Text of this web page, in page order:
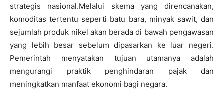
strategis nasional.Melalui skema yang direncanakan,
komoditas tertentu seperti batu bara, minyak sawit, dan
sejumlah produk nikel akan berada di bawah pengawasan
yang lebih besar sebelum dipasarkan ke luar negeri.
Pemerintah menyatakan tujuan utamanya adalah
mengurangi praktik penghindaran pajak dan
meningkatkan manfaat ekonomi bagi negara.